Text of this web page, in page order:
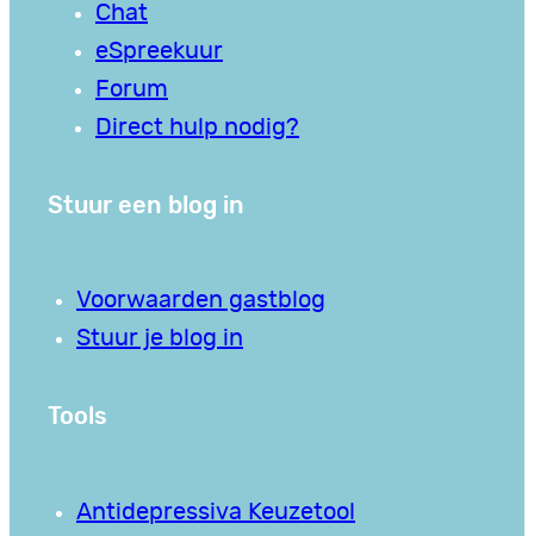
Chat
eSpreekuur
Forum
Direct hulp nodig?
Stuur een blog in
Voorwaarden gastblog
Stuur je blog in
Tools
Antidepressiva Keuzetool